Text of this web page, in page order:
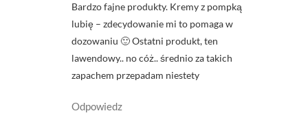
Bardzo fajne produkty. Kremy z pompką
lubię – zdecydowanie mi to pomaga w
dozowaniu 🙂 Ostatni produkt, ten
lawendowy.. no cóż.. średnio za takich
zapachem przepadam niestety
Odpowiedz